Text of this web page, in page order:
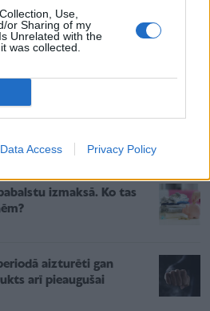
Use,
or Sharing of my
Unrelated with the
was collected.
Data Access Privacy Policy
dzimumu? Ticējumi un ārstu
izmaksā. Ko tas
aizturēti gan
arī pieaugušai